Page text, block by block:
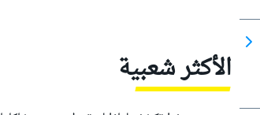
الأكثر شعبية